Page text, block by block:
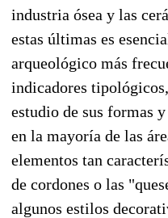
industria ósea y las
estas últimas es
arqueológico más
indicadores
estudio de sus formas
en la mayoría de las
elementos tan
de cordones o las
algunos estilos